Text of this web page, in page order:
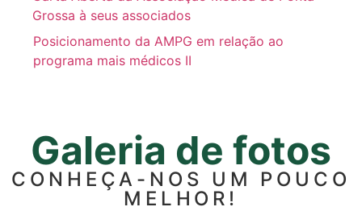
Grossa à seus associados
Posicionamento da AMPG em relação ao
programa mais médicos II
Galeria de fotos
CONHEÇA-NOS UM POUCO
MELHOR!